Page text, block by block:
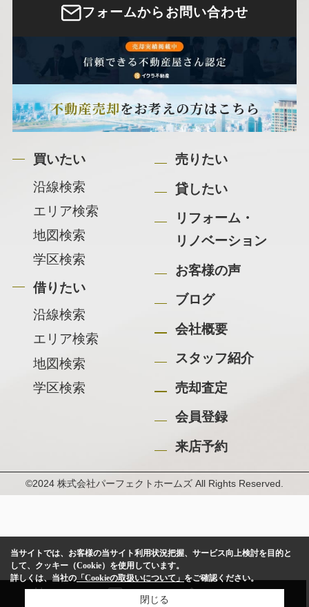
フォームからお問い合わせ
買いたい
沿線検索
エリア検索
地図検索
学区検索
借りたい
沿線検索
エリア検索
地図検索
学区検索
売りたい
貸したい
リフォーム・
リノベーション
お客様の声
ブログ
会社概要
スタッフ紹介
売却査定
会員登録
来店予約
©2024 株式会社パーフェクトホームズ All Rights Reserved.
当サイトでは、お客様の当サイト利用状況把握、サービス向上検討を目的と
して、クッキー（Cookie）を使用しています。
詳しくは、当社の「Cookieの取扱いについて」をご確認ください。
閉じる